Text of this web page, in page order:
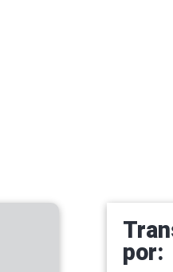
por: